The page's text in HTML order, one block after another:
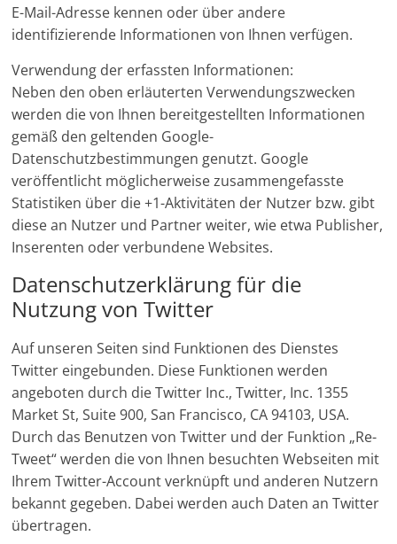
E-Mail-Adresse kennen oder über andere
identifizierende Informationen von Ihnen verfügen.
Verwendung der erfassten Informationen:
Neben den oben erläuterten Verwendungszwecken
werden die von Ihnen bereitgestellten Informationen
gemäß den geltenden Google-
Datenschutzbestimmungen genutzt. Google
veröffentlicht möglicherweise zusammengefasste
Statistiken über die +1-Aktivitäten der Nutzer bzw. gibt
diese an Nutzer und Partner weiter, wie etwa Publisher,
Inserenten oder verbundene Websites.
Datenschutzerklärung für die
Nutzung von Twitter
Auf unseren Seiten sind Funktionen des Dienstes
Twitter eingebunden. Diese Funktionen werden
angeboten durch die Twitter Inc., Twitter, Inc. 1355
Market St, Suite 900, San Francisco, CA 94103, USA.
Durch das Benutzen von Twitter und der Funktion „Re-
Tweet“ werden die von Ihnen besuchten Webseiten mit
Ihrem Twitter-Account verknüpft und anderen Nutzern
bekannt gegeben. Dabei werden auch Daten an Twitter
übertragen.